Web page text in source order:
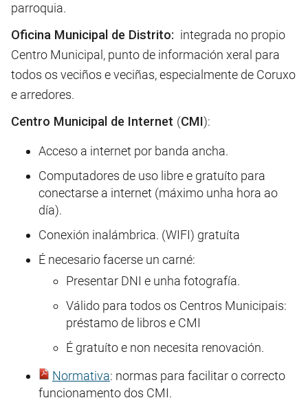
parroquia.
Oficina Municipal de Distrito: integrada no propio
Centro Municipal, punto de información xeral para
todos os veciños e veciñas, especialmente de Coruxo
e arredores.
Centro Municipal de Internet (CMI):
Acceso a internet por banda ancha.
Computadores de uso libre e gratuíto para
conectarse a internet (máximo unha hora ao
día).
Conexión inalámbrica. (WIFI) gratuíta
É necesario facerse un carné:
Presentar DNI e unha fotografía.
Válido para todos os Centros Municipais:
préstamo de libros e CMI
É gratuíto e non necesita renovación.
Normativa: normas para facilitar o correcto
funcionamento dos CMI.